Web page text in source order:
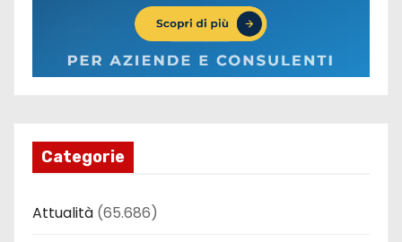
Categorie
Attualità (65.686)